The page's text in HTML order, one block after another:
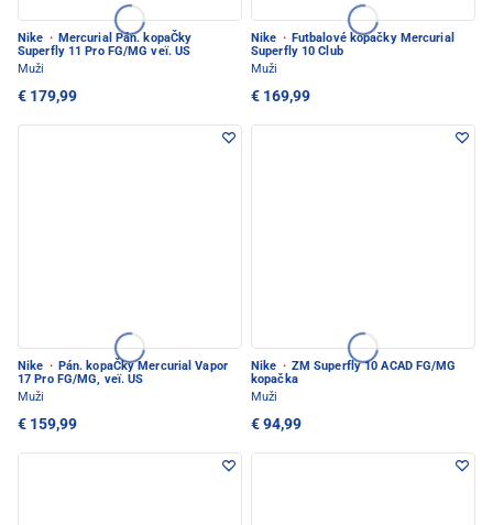
Nike · Mercurial Pán. kopaČky
Superfly 11 Pro FG/MG veï. US
Muži
€ 179,99
Nike · Futbalové kopačky Mercurial
Superfly 10 Club
Muži
€ 169,99
Nike · Pán. kopaČky Mercurial Vapor
17 Pro FG/MG, veï. US
Muži
€ 159,99
Nike · ZM Superfly 10 ACAD FG/MG
kopačka
Muži
€ 94,99